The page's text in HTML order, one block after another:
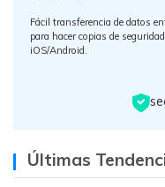
Fácil transferencia de datos
para hacer copias de
iOS/Android.
Últimas